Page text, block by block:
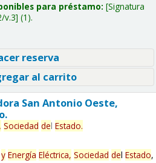
para préstamo: Signatura
v.3 (1).
reserva
al carrito
San Antonio Oeste,
Sociedad del Estado.
y Energía Eléctrica, Sociedad del Estado,